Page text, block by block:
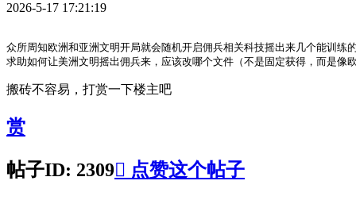
2026-5-17 17:21:19
众所周知欧洲和亚洲文明开局就会随机开启佣兵相关科技摇出来几个能训练
求助如何让美洲文明摇出佣兵来，应该改哪个文件（不是固定获得，而是像
搬砖不容易，打赏一下楼主吧
赏
帖子ID: 2309 点赞这个帖子